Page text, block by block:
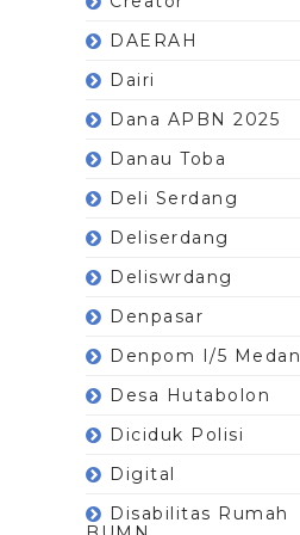
DAERAH
Dairi
Dana APBN 2025
Danau Toba
Deli Serdang
Deliserdang
Deliswrdang
Denpasar
Denpom I/5 Medan
Desa Hutabolon
Diciduk Polisi
Digital
Disabilitas Rumah